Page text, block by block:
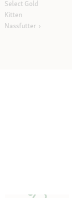
Select Gold
Kitten
Nassfutter